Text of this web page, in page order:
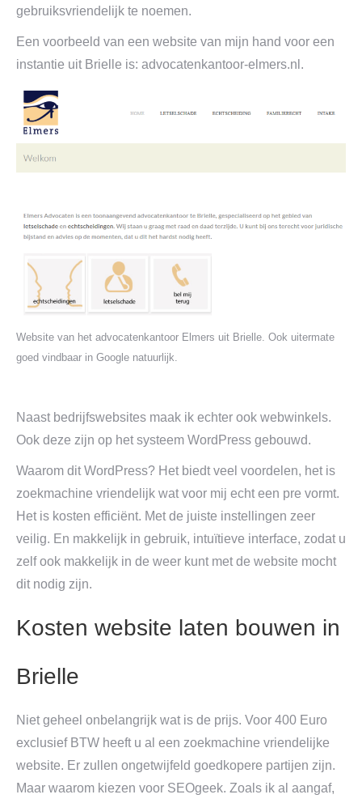
gebruiksvriendelijk te noemen.
Een voorbeeld van een website van mijn hand voor een
instantie uit Brielle is: advocatenkantoor-elmers.nl.
Website van het advocatenkantoor Elmers uit Brielle. Ook uitermate
goed vindbaar in Google natuurlijk.
Naast bedrijfswebsites maak ik echter ook webwinkels.
Ook deze zijn op het systeem WordPress gebouwd.
Waarom dit WordPress? Het biedt veel voordelen, het is
zoekmachine vriendelijk wat voor mij echt een pre vormt.
Het is kosten efficiënt. Met de juiste instellingen zeer
veilig. En makkelijk in gebruik, intuïtieve interface, zodat u
zelf ook makkelijk in de weer kunt met de website mocht
dit nodig zijn.
Kosten website laten bouwen in
Brielle
Niet geheel onbelangrijk wat is de prijs. Voor 400 Euro
exclusief BTW heeft u al een zoekmachine vriendelijke
website. Er zullen ongetwijfeld goedkopere partijen zijn.
Maar waarom kiezen voor SEOgeek. Zoals ik al aangaf,